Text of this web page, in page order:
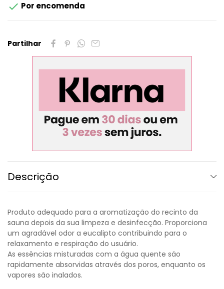
 Por encomenda
Partilhar
Descrição
Produto adequado para a aromatização do recinto da
sauna depois da sua limpeza e desinfecção. Proporciona
um agradável odor a eucalipto contribuindo para o
relaxamento e respiração do usuário.
As essências misturadas com a água quente são
rapidamente absorvidas através dos poros, enquanto os
vapores são inalados.